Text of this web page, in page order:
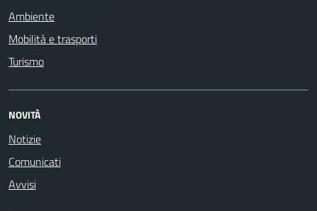
Ambiente
Mobilità e trasporti
Turismo
NOVITÀ
Notizie
Comunicati
Avvisi